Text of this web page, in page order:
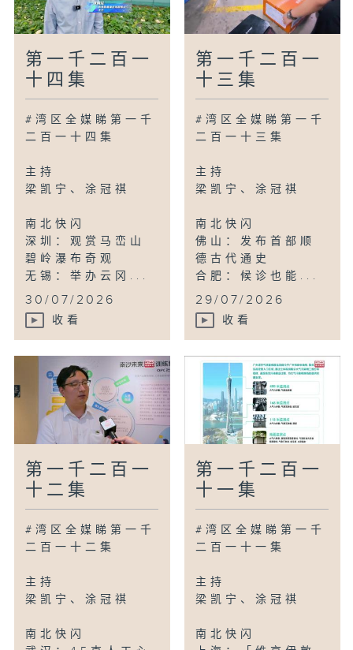
第一千二百一
十四集
#湾区全媒睇第一千
二百一十四集
主持
梁凯宁、涂冠祺
南北快闪
深圳：观赏马峦山
碧岭瀑布奇观
无锡：举办云冈...
30/07/2026
收看
第一千二百一
十三集
#湾区全媒睇第一千
二百一十三集
主持
梁凯宁、涂冠祺
南北快闪
佛山：发布首部顺
德古代通史
合肥：候诊也能...
29/07/2026
收看
第一千二百一
十二集
#湾区全媒睇第一千
二百一十二集
主持
梁凯宁、涂冠祺
南北快闪
第一千二百一
十一集
#湾区全媒睇第一千
二百一十一集
主持
梁凯宁、涂冠祺
南北快闪